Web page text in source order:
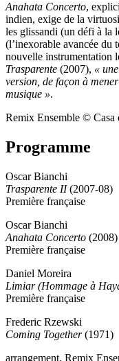
Anahata Concerto,
indien, exige de la
les glissandi (un défi à la
(l’inexorable avancée du
nouvelle instrumentation
Trasparente (2007), «
version, de façon à
musique ».
Remix Ensemble © Casa
Programme
Oscar Bianchi
Trasparente II(2007-08)
Première française
Oscar Bianchi
Anahata Concerto (2008)
Première française
Daniel Moreira
Limiar (Hommage à
Première française
Frederic Rzewski
Coming Together(1971)
arrangement, Remix